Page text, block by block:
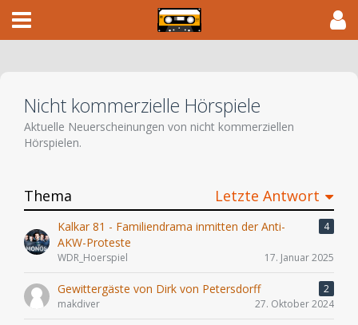
Nicht kommerzielle Hörspiele
Aktuelle Neuerscheinungen von nicht kommerziellen
Hörspielen.
Thema Letzte Antwort
Kalkar 81 - Familiendrama inmitten der Anti-
AKW-Proteste
4
WDR_Hoerspiel 17. Januar 2025
Gewittergäste von Dirk von Petersdorff
2
makdiver
27. Oktober 2024